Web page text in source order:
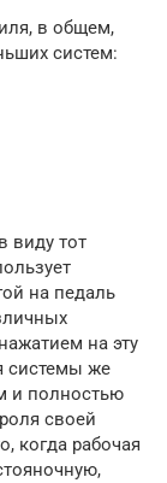
в общем,
систем:
виду тот
на педаль
на эту
системы же
и полностью
своей
когда рабочая